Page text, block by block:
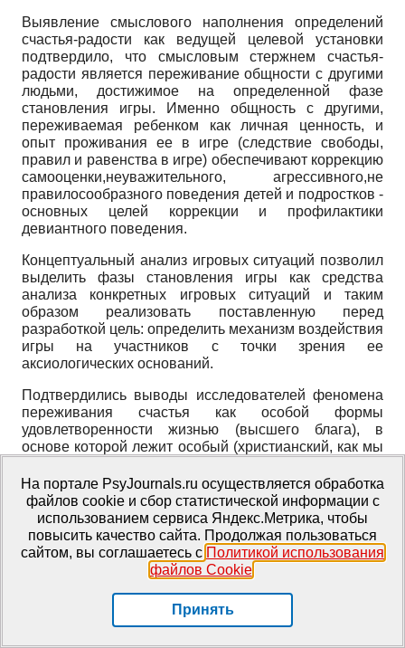
Выявление смыслового наполнения определений
счастья-радости как ведущей целевой установки
подтвердило, что смысловым стержнем счастья-
радости является переживание общности с другими
людьми, достижимое на определенной фазе
становления игры. Именно общность с другими,
переживаемая ребенком как личная ценность, и
опыт проживания ее в игре (следствие свободы,
правил и равенства в игре) обеспечивают коррекцию
самооценки,неуважительного, агрессивного,не
правилосообразного поведения детей и подростков -
основных целей коррекции и профилактики
девиантного поведения.
Концептуальный анализ игровых ситуаций позволил
выделить фазы становления игры как средства
анализа конкретных игровых ситуаций и таким
образом реализовать поставленную перед
разработкой цель: определить механизм воздействия
игры на участников с точки зрения ее
аксиологических оснований.
Подтвердились выводы исследователей феномена
переживания счастья как особой формы
удовлетворенности жизнью (высшего блага), в
основе которой лежит особый (христианский, как мы
и окружающим людям. Сопоставление содержания
переживания счастья в жизненном опыте
специалистов экспериментальной группы с
результатами многочисленных исследований
переживания счастья позволило отнести понимание
счастья работников ЦССВ к эвдемонистическому
пониманию счастья как счастья-радости, высшего
блага в отличие от счастья-удовольствия.
На портале PsyJournals.ru осуществляется обработка
файлов cookie и сбор статистической информации с
использованием сервиса Яндекс.Метрика, чтобы
повысить качество сайта. Продолжая пользоваться
сайтом, вы соглашаетесь с Политикой использования
файлов Cookie.
Принять